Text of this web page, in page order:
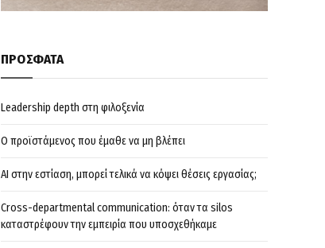
ΠΡΟΣΦΑΤΑ
Leadership depth στη φιλοξενία
Ο προϊστάμενος που έμαθε να μη βλέπει
AI στην εστίαση, μπορεί τελικά να κόψει θέσεις εργασίας;
Cross-departmental communication: όταν τα silos
καταστρέφουν την εμπειρία που υποσχεθήκαμε